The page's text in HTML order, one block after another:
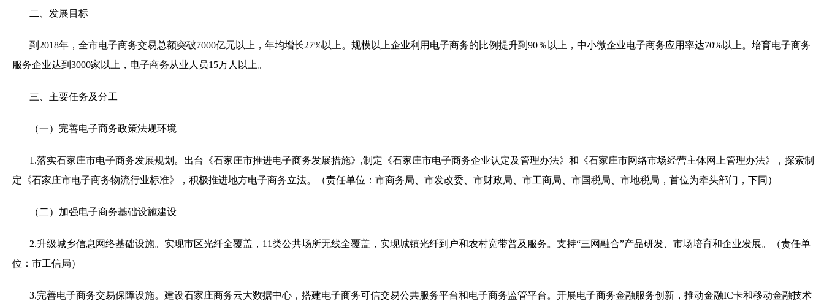
二、发展目标
到 2018年，全市电子商务交易总额突破7000亿元以上，年均增长27%以上。规模以上企业利用电子商务的比例提升到 90％以上，中小微企业电子商务应用率达70%以上。培育电子商务
服务企业达到 3000家以上，电子商务从业人员15万人以上。
三、主要任务及分工
（一）完善电子商务政策法规环境
1.落实石家庄市电子商务发展规划。出台《石家庄市推进电子商务发展措施》 ,制定《石家庄市电子商务企业认定及管理办法》和《石家庄市网络市场经营主体网上管理办法》，探索制
定《石家庄市电子商务物流行业标准》，积极推进地方电子商务立法。（责任单位：市商务局、市发改委、市财政局、市工商局、市国税局、市地税局，首位为牵头部门，下同）
（二）加强电子商务基础设施建设
2.升级城乡信息网络基础设施。实现市区光纤全覆盖， 11类公共场所无线全覆盖，实现城镇光纤到户和农村宽带普及服务。支持“三网融合”产品研发、市场培育和企业发展。（责任单
位：市工信局）
3.完善电子商务交易保障设施。建设石家庄商务云大数据中心，搭建电子商务可信交易公共服务平台和电子商务监管平台。开展电子商务金融服务创新，推动金融IC卡和移动金融技术